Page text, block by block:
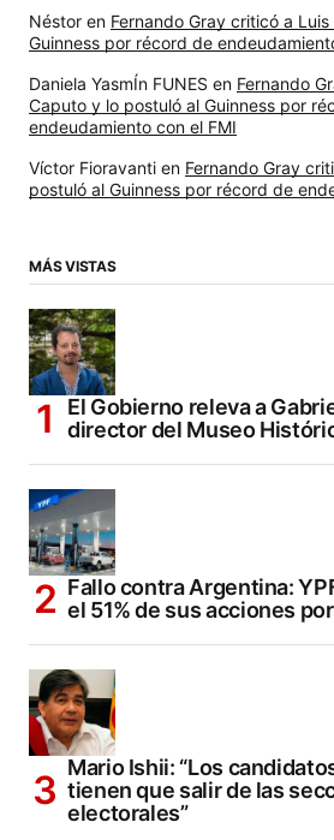
Néstor en Fernando Gray criticó a
Guinness por récord de
Daniela YasmÍn FUNES en Fernando
Caputo y lo postuló al Guinness por
endeudamiento con el FMI
Víctor Fioravanti en Fernando Gray
postuló al Guinness por récord de
MÁS VISTAS
El Gobierno releva a
director del Museo
Fallo contra Argentina:
el 51% de sus acciones
Mario Ishii: “Los
tienen que salir de las
electorales”